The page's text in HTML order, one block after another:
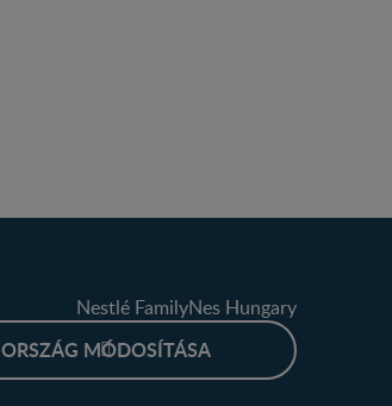
Nestlé FamilyNes Hungary
ORSZÁG MÓDOSÍTÁSA